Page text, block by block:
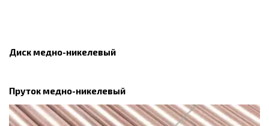
Диск медно-никелевый
Пруток медно-никелевый